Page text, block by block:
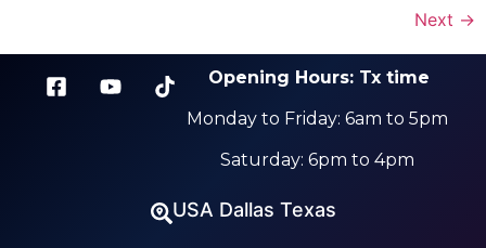
Next →
Opening Hours: Tx time
Monday to Friday: 6am to 5pm
Saturday: 6pm to 4pm
USA Dallas Texas